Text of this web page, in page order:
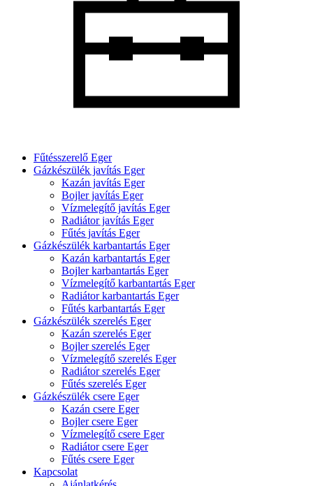
Fűtésszerelő Eger
Gázkészülék javítás Eger
Kazán javítás Eger
Bojler javítás Eger
Vízmelegítő javítás Eger
Radiátor javítás Eger
Fűtés javítás Eger
Gázkészülék karbantartás Eger
Kazán karbantartás Eger
Bojler karbantartás Eger
Vízmelegítő karbantartás Eger
Radiátor karbantartás Eger
Fűtés karbantartás Eger
Gázkészülék szerelés Eger
Kazán szerelés Eger
Bojler szerelés Eger
Vízmelegítő szerelés Eger
Radiátor szerelés Eger
Fűtés szerelés Eger
Gázkészülék csere Eger
Kazán csere Eger
Bojler csere Eger
Vízmelegítő csere Eger
Radiátor csere Eger
Fűtés csere Eger
Kapcsolat